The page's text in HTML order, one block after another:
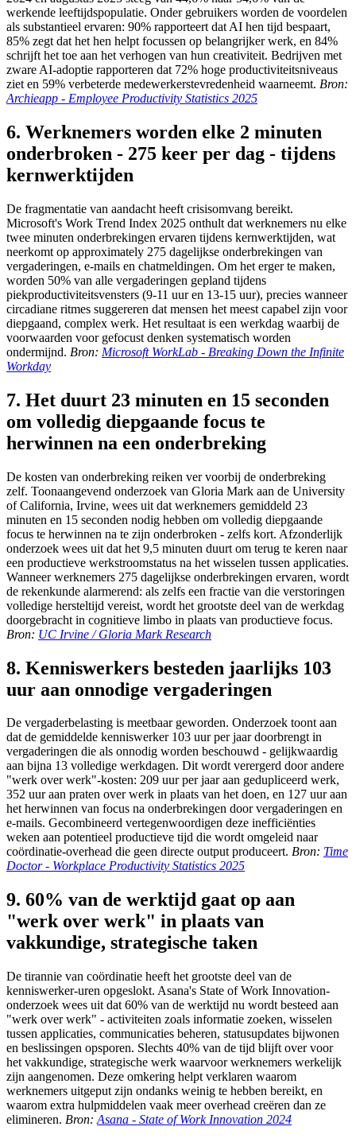
werkende leeftijdspopulatie. Onder gebruikers worden de voordelen
als substantieel ervaren: 90% rapporteert dat AI hen tijd bespaart,
85% zegt dat het hen helpt focussen op belangrijker werk, en 84%
schrijft het toe aan het verhogen van hun creativiteit. Bedrijven met
zware AI-adoptie rapporteren dat 72% hoge productiviteitsniveaus
ziet en 59% verbeterde medewerkerstevredenheid waarneemt. Bron:
Archieapp - Employee Productivity Statistics 2025
6. Werknemers worden elke 2 minuten
onderbroken - 275 keer per dag - tijdens
kernwerktijden
De fragmentatie van aandacht heeft crisisomvang bereikt.
Microsoft's Work Trend Index 2025 onthult dat werknemers nu elke
twee minuten onderbrekingen ervaren tijdens kernwerktijden, wat
neerkomt op approximately 275 dagelijkse onderbrekingen van
vergaderingen, e-mails en chatmeldingen. Om het erger te maken,
worden 50% van alle vergaderingen gepland tijdens
piekproductiviteitsvensters (9-11 uur en 13-15 uur), precies wanneer
circadiane ritmes suggereren dat mensen het meest capabel zijn voor
diepgaand, complex werk. Het resultaat is een werkdag waarbij de
voorwaarden voor gefocust denken systematisch worden
ondermijnd. Bron: Microsoft WorkLab - Breaking Down the Infinite
Workday
7. Het duurt 23 minuten en 15 seconden
om volledig diepgaande focus te
herwinnen na een onderbreking
De kosten van onderbreking reiken ver voorbij de onderbreking
zelf. Toonaangevend onderzoek van Gloria Mark aan de University
of California, Irvine, wees uit dat werknemers gemiddeld 23
minuten en 15 seconden nodig hebben om volledig diepgaande
focus te herwinnen na te zijn onderbroken - zelfs kort. Afzonderlijk
onderzoek wees uit dat het 9,5 minuten duurt om terug te keren naar
een productieve werkstroomstatus na het wisselen tussen applicaties.
Wanneer werknemers 275 dagelijkse onderbrekingen ervaren, wordt
de rekenkunde alarmerend: als zelfs een fractie van die verstoringen
volledige hersteltijd vereist, wordt het grootste deel van de werkdag
doorgebracht in cognitieve limbo in plaats van productieve focus.
Bron: UC Irvine / Gloria Mark Research
8. Kenniswerkers besteden jaarlijks 103
uur aan onnodige vergaderingen
De vergaderbelasting is meetbaar geworden. Onderzoek toont aan
dat de gemiddelde kenniswerker 103 uur per jaar doorbrengt in
vergaderingen die als onnodig worden beschouwd - gelijkwaardig
aan bijna 13 volledige werkdagen. Dit wordt verergerd door andere
"werk over werk"-kosten: 209 uur per jaar aan gedupliceerd werk,
352 uur aan praten over werk in plaats van het doen, en 127 uur aan
het herwinnen van focus na onderbrekingen door vergaderingen en
e-mails. Gecombineerd vertegenwoordigen deze inefficiënties
weken aan potentieel productieve tijd die wordt omgeleid naar
coördinatie-overhead die geen directe output produceert. Bron: Time
Doctor - Workplace Productivity Statistics 2025
9. 60% van de werktijd gaat op aan
"werk over werk" in plaats van
vakkundige, strategische taken
De tirannie van coördinatie heeft het grootste deel van de
kenniswerker-uren opgeslokt. Asana's State of Work Innovation-
onderzoek wees uit dat 60% van de werktijd nu wordt besteed aan
"werk over werk" - activiteiten zoals informatie zoeken, wisselen
tussen applicaties, communicaties beheren, statusupdates bijwonen
en beslissingen opsporen. Slechts 40% van de tijd blijft over voor
het vakkundige, strategische werk waarvoor werknemers werkelijk
zijn aangenomen. Deze omkering helpt verklaren waarom
werknemers uitgeput zijn ondanks weinig te hebben bereikt, en
waarom extra hulpmiddelen vaak meer overhead creëren dan ze
elimineren. Bron: Asana - State of Work Innovation 2024